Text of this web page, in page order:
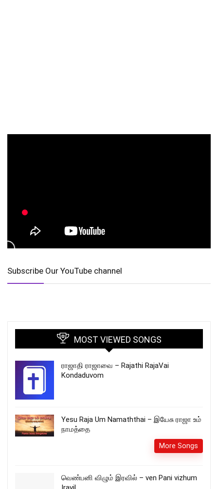
Subscribe Our YouTube channel
MOST VIEWED SONGS
ராஜாதி ராஜாவை – Rajathi RajaVai
Kondaduvom
Yesu Raja Um Namaththai – இயேசு ராஜா உம்
நாமத்தை
More Songs
வெண்பனி விழும் இரவில் – ven Pani vizhum